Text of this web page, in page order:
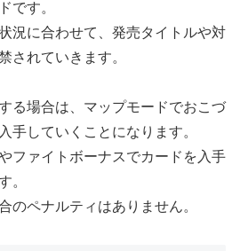
です。
況に合わせて、発売タイトルや対
されていきます。
る場合は、マップモードでおこづ
手していくことになります。
ファイトボーナスでカードを入手
。
のペナルティはありません。